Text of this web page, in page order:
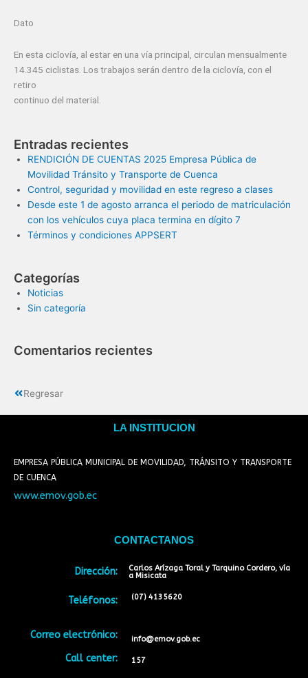
Dato
En esta ciclovía, al estar en una vía principal, circulan mensualmente
14.345 ciclistas. Los trabajos serán dentro de la ciclovía, con el
retiro
continuo del material.
Entradas recientes
RENDICIÓN DE CUENTAS 2025 Empresa Pública de
Movilidad Tránsito y Transporte de Cuenca
Control, seguridad y movilidad en este regreso a clases
Desde este 1 de agosto arranca el periodo de matriculación
con los vehículos cuya placa termina en dígito 7
Términos y condiciones APPSERT
Categorías
Noticias
Sin categoría
Comentarios recientes
Regresar
LA INSTITUCION
EMPRESA PÚBLICA MUNICIPAL DE MOVILIDAD, TRÁNSITO Y TRANSPORTE
DE CUENCA
www.emov.gob.ec
CONTACTANOS
Dirección:
Teléfonos:
Correo electrónico:
Call center:
Carlos Arízaga Toral y Tarquino Cordero, vía
a Misicata
(07) 4135620
info@emov.gob.ec
157